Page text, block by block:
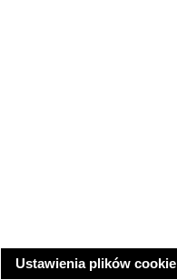
Ustawienia plików cookie